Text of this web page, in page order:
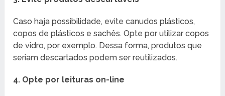
Caso haja possibilidade, evite canudos plásticos,
copos de plásticos e sachês. Opte por utilizar copos
de vidro, por exemplo. Dessa forma, produtos que
seriam descartados podem ser reutilizados.
4. Opte por leituras on-line